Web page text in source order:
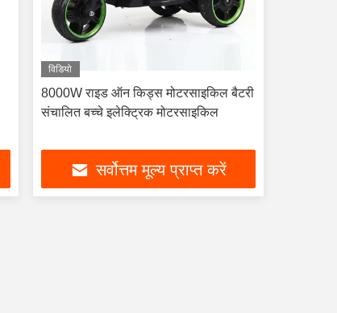
विडियो
8000W राइड ऑन किड्स मोटरसाइकिल बैटरी
संचालित बच्चे इलेक्ट्रिक मोटरसाइकिल
सर्वोत्तम मूल्य प्राप्त करें